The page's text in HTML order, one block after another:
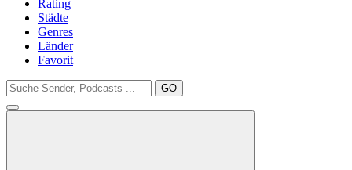
Rating
Städte
Genres
Länder
Favorit
GO